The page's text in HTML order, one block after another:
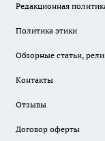
Редакционная
Политика этики
Обзорные статьи,
Контакты
Отзывы
Договор оферты